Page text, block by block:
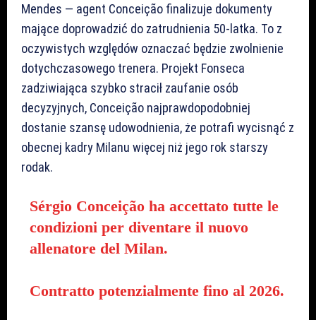
Mendes — agent Conceição finalizuje dokumenty
mające doprowadzić do zatrudnienia 50-latka. To z
oczywistych względów oznaczać będzie zwolnienie
dotychczasowego trenera. Projekt Fonseca
zadziwiająca szybko stracił zaufanie osób
decyzyjnych, Conceição najprawdopodobniej
dostanie szansę udowodnienia, że potrafi wycisnąć z
obecnej kadry Milanu więcej niż jego rok starszy
rodak.
Sérgio Conceição ha accettato tutte le
condizioni per diventare il nuovo
allenatore del Milan.
Contratto potenzialmente fino al 2026.